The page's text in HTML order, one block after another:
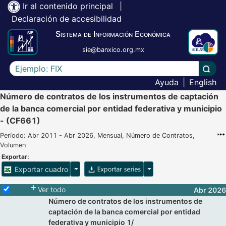
Ir al contenido principal
Declaración de accesibilidad
Sistema de Información Económica
sie@banxico.org.mx
Escriba el texto a buscar
Ayuda
English
Número de contratos de los instrumentos de captación
de la banca comercial por entidad federativa y municipio
- (CF661)
Período: Abr 2011 - Abr 2026, Mensual, Número de Contratos,
Volumen
Exportar:
Exportar cuadro Opciones para exportar cuadroOpciones para exportar
Selecciona o desmarca todas las series
Ver todo
Abr 2026
Número de contratos de los instrumentos de
captación de la banca comercial por entidad
federativa y municipio 1/